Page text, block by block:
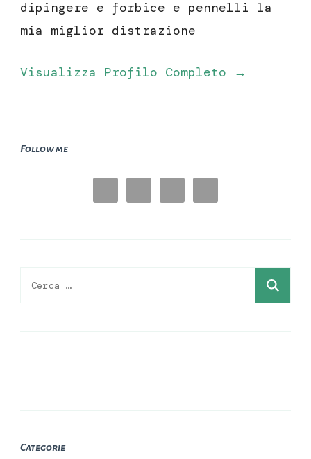
dipingere e forbice e pennelli la
mia miglior distrazione
Visualizza Profilo Completo →
Follow me
Ricerca
Categorie